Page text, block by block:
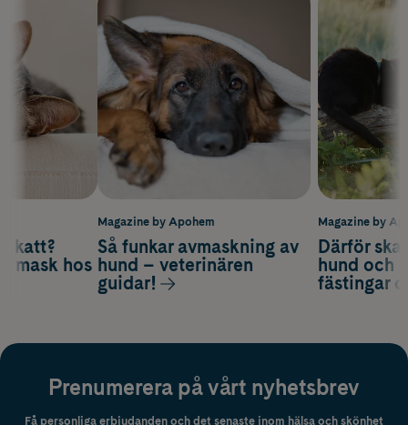
Magazine by
Därför
hund och
fästingar
katt?
mask hos
Magazine by Apohem
Så funkar avmaskning av
hund – veterinären
guidar!
Prenumerera på vårt nyhetsbrev
Få personliga erbjudanden och det senaste inom hälsa och skönhet